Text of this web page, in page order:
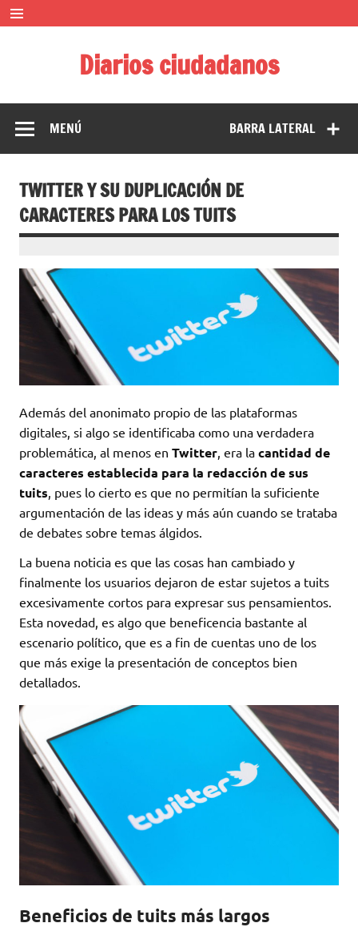
Saltar
contenido
Diarios ciudadanos
BARRA LATERAL
MENÚ
TWITTER Y SU DUPLICACIÓN DE
CARACTERES PARA LOS TUITS
Además del anonimato propio de las plataformas
digitales, si algo se identificaba como una verdadera
problemática, al menos en Twitter, era la cantidad de
caracteres establecida para la redacción de sus
tuits, pues lo cierto es que no permitían la suficiente
argumentación de las ideas y más aún cuando se trataba
de debates sobre temas álgidos.
La buena noticia es que las cosas han cambiado y
finalmente los usuarios dejaron de estar sujetos a tuits
excesivamente cortos para expresar sus pensamientos.
Esta novedad, es algo que beneficencia bastante al
escenario político, que es a fin de cuentas uno de los
que más exige la presentación de conceptos bien
detallados.
Beneficios de tuits más largos